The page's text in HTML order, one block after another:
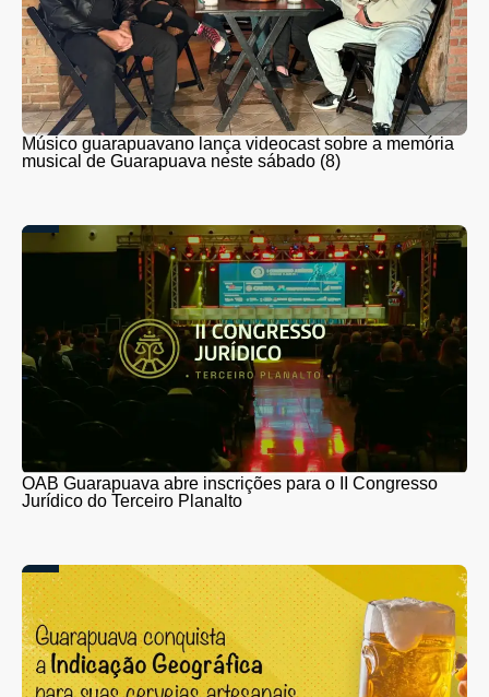
Músico guarapuavano lança videocast sobre a memória
musical de Guarapuava neste sábado (8)
OAB Guarapuava abre inscrições para o II Congresso
Jurídico do Terceiro Planalto